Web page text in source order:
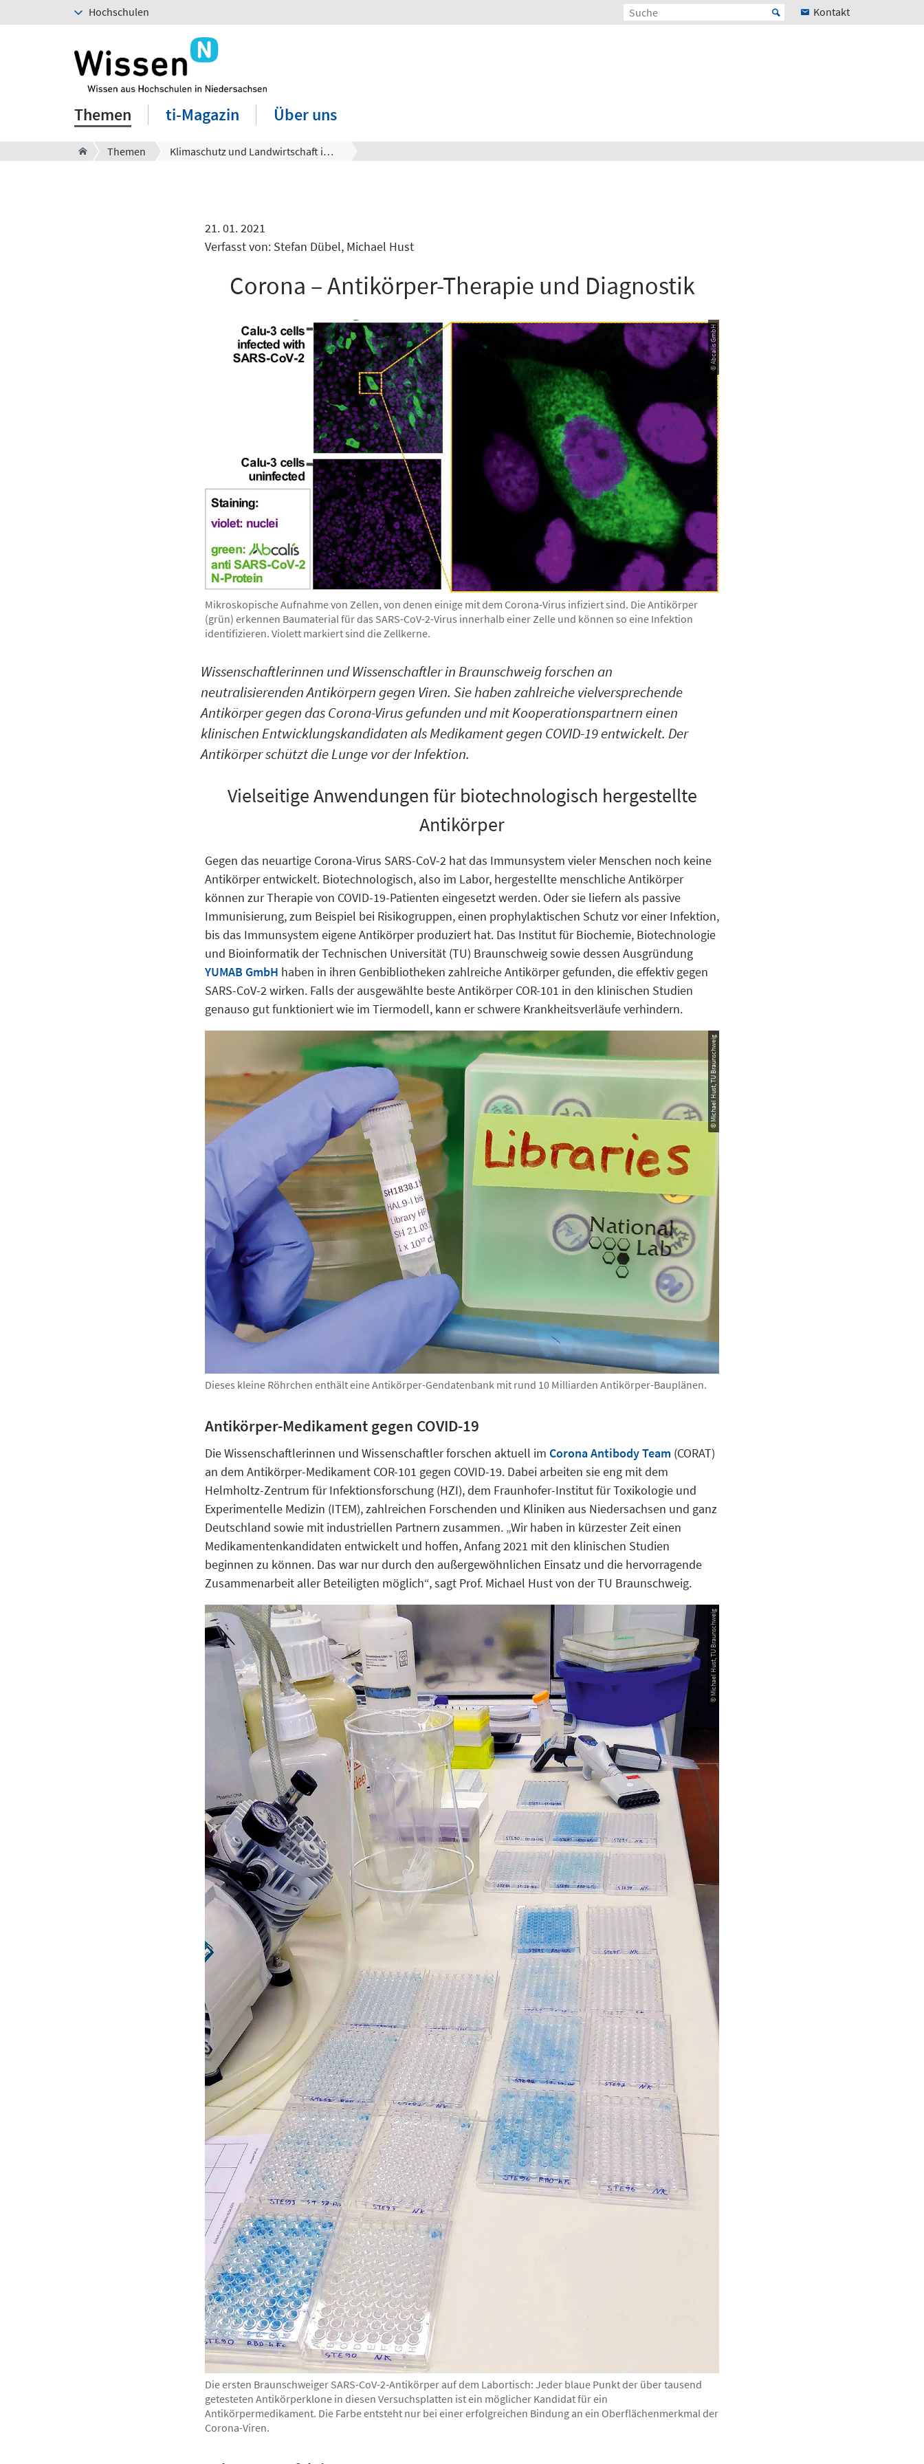
Hochschulen Kontakt
Themen ti-Magazin Über uns
Themen Klimaschutz und Landwirtschaft im Moor
21. 01. 2021
Verfasst von: Stefan Dübel, Michael Hust
Corona – Antikörper-Therapie und Diagnostik
© Abcalis GmbH
Mikroskopische Aufnahme von Zellen, von denen einige mit dem Corona-Virus infiziert sind. Die Antikörper
(grün) erkennen Baumaterial für das SARS-CoV-2-Virus innerhalb einer Zelle und können so eine Infektion
identifizieren. Violett markiert sind die Zellkerne.
Wissenschaftlerinnen und Wissenschaftler in Braunschweig forschen an
neutralisierenden Antikörpern gegen Viren. Sie haben zahlreiche vielversprechende
Antikörper gegen das Corona-Virus gefunden und mit Kooperationspartnern einen
klinischen Entwicklungskandidaten als Medikament gegen COVID-19 entwickelt. Der
Antikörper schützt die Lunge vor der Infektion.
Vielseitige Anwendungen für biotechnologisch hergestellte
Antikörper
Gegen das neuartige Corona-Virus SARS-CoV-2 hat das Immunsystem vieler Menschen noch keine
Antikörper entwickelt. Biotechnologisch, also im Labor, hergestellte menschliche Antikörper
können zur Therapie von COVID-19-Patienten eingesetzt werden. Oder sie liefern als passive
Immunisierung, zum Beispiel bei Risikogruppen, einen prophylaktischen Schutz vor einer Infektion,
bis das Immunsystem eigene Antikörper produziert hat. Das Institut für Biochemie, Biotechnologie
und Bioinformatik der Technischen Universität (TU) Braunschweig sowie dessen Ausgründung
YUMAB GmbH haben in ihren Genbibliotheken zahlreiche Antikörper gefunden, die effektiv gegen
SARS-CoV-2 wirken. Falls der ausgewählte beste Antikörper COR-101 in den klinischen Studien
genauso gut funktioniert wie im Tiermodell, kann er schwere Krankheitsverläufe verhindern.
© Michael Hust, TU Braunschweig
Dieses kleine Röhrchen enthält eine Antikörper-Gendatenbank mit rund 10 Milliarden Antikörper-Bauplänen.
Antikörper-Medikament gegen COVID-19
Die Wissenschaftlerinnen und Wissenschaftler forschen aktuell im Corona Antibody Team (CORAT)
an dem Antikörper-Medikament COR-101 gegen COVID-19. Dabei arbeiten sie eng mit dem
Helmholtz-Zentrum für Infektionsforschung (HZI), dem Fraunhofer-Institut für Toxikologie und
Experimentelle Medizin (ITEM), zahlreichen Forschenden und Kliniken aus Niedersachsen und ganz
Deutschland sowie mit industriellen Partnern zusammen. „Wir haben in kürzester Zeit einen
Medikamentenkandidaten entwickelt und hoffen, Anfang 2021 mit den klinischen Studien
beginnen zu können. Das war nur durch den außergewöhnlichen Einsatz und die hervorragende
Zusammenarbeit aller Beteiligten möglich“, sagt Prof. Michael Hust von der TU Braunschweig.
© Michael Hust, TU Braunschweig
Die ersten Braunschweiger SARS-CoV-2-Antikörper auf dem Labortisch: Jeder blaue Punkt der über tausend
getesteten Antikörperklone in diesen Versuchsplatten ist ein möglicher Kandidat für ein
Antikörpermedikament. Die Farbe entsteht nur bei einer erfolgreichen Bindung an ein Oberflächenmerkmal der
Corona-Viren.